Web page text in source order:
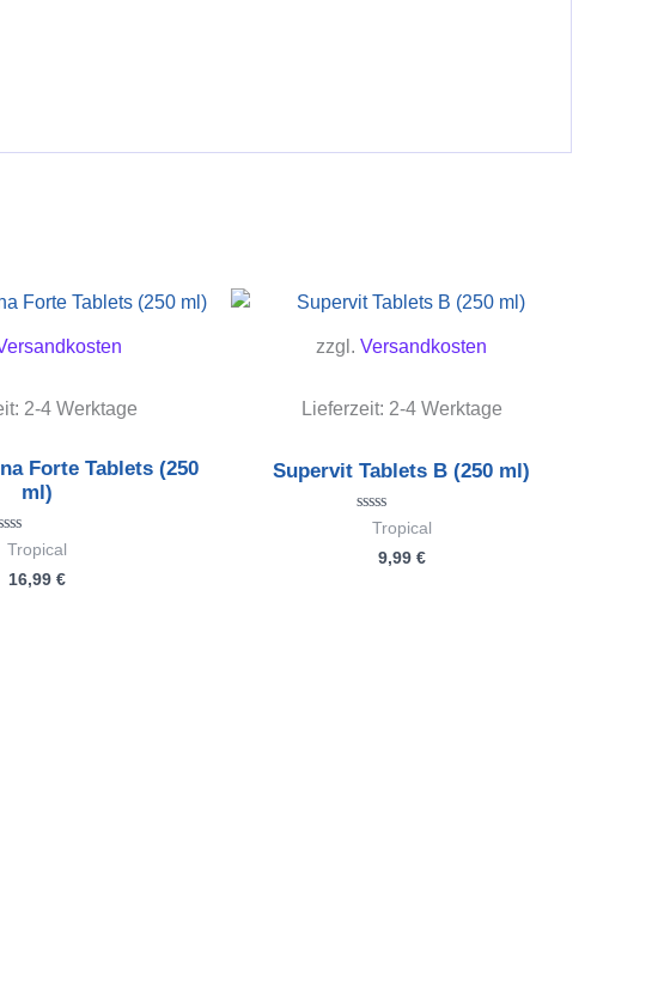
2-4 Werktage
Forte Tablets (250
ml)
Bewertet
Tropical
16,99 €
zzgl. Versandkosten
Lieferzeit: 2-4 Werktage
Supervit Tablets B (250 ml)
Bewertet
Tropical
9,99 €